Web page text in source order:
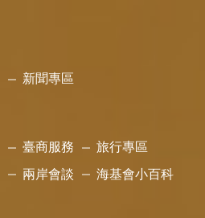
新聞專區
臺商服務 旅行專區
兩岸會談 海基會小百科